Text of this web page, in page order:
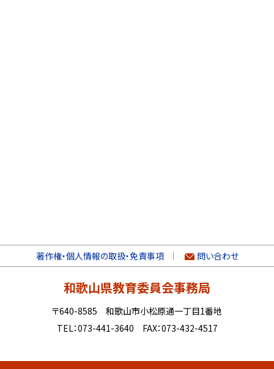
著作権・個人情報の取扱・免責事項 問い合わせ
和歌山県教育委員会事務局
〒640-8585 和歌山市小松原通一丁目1番地
TEL：073-441-3640 FAX：073-432-4517